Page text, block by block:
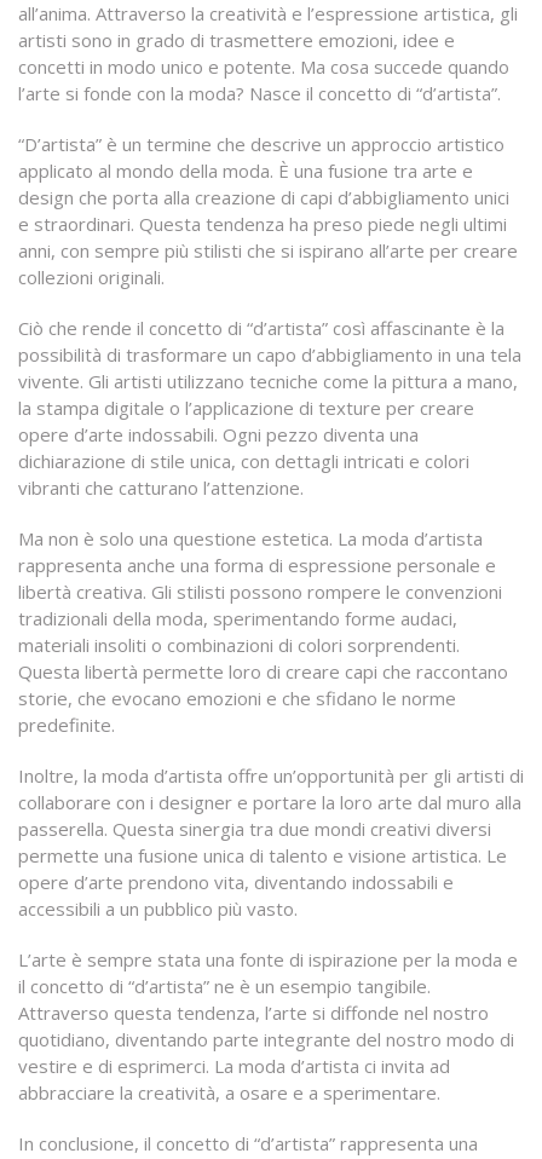
all’anima. Attraverso la creatività e l’espressione artistica, gli
artisti sono in grado di trasmettere emozioni, idee e
concetti in modo unico e potente. Ma cosa succede quando
l’arte si fonde con la moda? Nasce il concetto di “d’artista”.
“D’artista” è un termine che descrive un approccio artistico
applicato al mondo della moda. È una fusione tra arte e
design che porta alla creazione di capi d’abbigliamento unici
e straordinari. Questa tendenza ha preso piede negli ultimi
anni, con sempre più stilisti che si ispirano all’arte per creare
collezioni originali.
Ciò che rende il concetto di “d’artista” così affascinante è la
possibilità di trasformare un capo d’abbigliamento in una tela
vivente. Gli artisti utilizzano tecniche come la pittura a mano,
la stampa digitale o l’applicazione di texture per creare
opere d’arte indossabili. Ogni pezzo diventa una
dichiarazione di stile unica, con dettagli intricati e colori
vibranti che catturano l’attenzione.
Ma non è solo una questione estetica. La moda d’artista
rappresenta anche una forma di espressione personale e
libertà creativa. Gli stilisti possono rompere le convenzioni
tradizionali della moda, sperimentando forme audaci,
materiali insoliti o combinazioni di colori sorprendenti.
Questa libertà permette loro di creare capi che raccontano
storie, che evocano emozioni e che sfidano le norme
predefinite.
Inoltre, la moda d’artista offre un’opportunità per gli artisti di
collaborare con i designer e portare la loro arte dal muro alla
passerella. Questa sinergia tra due mondi creativi diversi
permette una fusione unica di talento e visione artistica. Le
opere d’arte prendono vita, diventando indossabili e
accessibili a un pubblico più vasto.
L’arte è sempre stata una fonte di ispirazione per la moda e
il concetto di “d’artista” ne è un esempio tangibile.
Attraverso questa tendenza, l’arte si diffonde nel nostro
quotidiano, diventando parte integrante del nostro modo di
vestire e di esprimerci. La moda d’artista ci invita ad
abbracciare la creatività, a osare e a sperimentare.
In conclusione, il concetto di “d’artista” rappresenta una